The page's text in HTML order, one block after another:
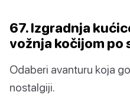
67. Izgradnja
vožnja kočijom po
Odaberi avanturu koja
nostalgiji.